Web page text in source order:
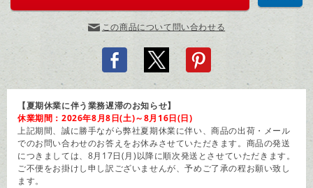
この商品について問い合わせる
【夏期休業に伴う業務遅滞のお知らせ】
休業期間：2026年8月8日(土)～8月16日(日)
上記期間、誠に勝手ながら弊社夏期休業に伴い、商品の出荷・メール
でのお問い合わせのお答えをお休みさせていただきます。商品の発送
につきましては、8月17日(月)以降に順次発送とさせていただきます。
ご不便をお掛けし申し訳ございませんが、予めご了承の程お願い致し
ます。